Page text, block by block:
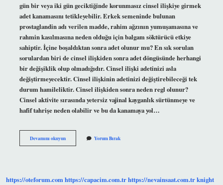
gün bir veya iki gün geciktiğinde korunmasız cinsel ilişkiye girmek
adet kanamasını tetikleyebilir. Erkek semeninde bulunan
prostaglandin adı verilen madde, rahim ağzının yumuşamasına ve
rahmin kasılmasına neden olduğu için balgam söktürücü etkiye
sahiptir. İçine boşaldıktan sonra adet olunur mu? En sık sorulan
sorulardan biri de cinsel ilişkiden sonra adet döngüsünde herhangi
bir değişiklik olup olmadığıdır. Cinsel ilişki adetinizi asla
değiştirmeyecektir. Cinsel ilişkinin adetinizi değiştirebileceği tek
durum hamileliktir. Cinsel ilişkiden sonra neden regl olunur?
Cinsel aktivite sırasında yetersiz vajinal kayganlık sürtünmeye ve
hafif tahrişe neden olabilir ve bu da kanamaya yol…
Devamını okuyunCinsel
Ilişkiden
Olur
Yorum Bırak
https://oteforum.comhttps://capacim.com.trhttps://nevainsaat.com.trknight